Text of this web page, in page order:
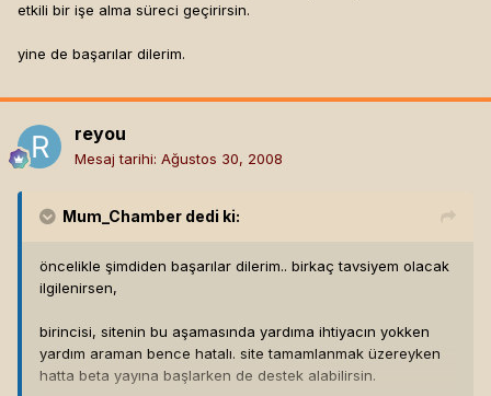
etkili bir işe alma süreci geçirirsin.
yine de başarılar dilerim.
reyou
Mesaj tarihi: Ağustos 30, 2008
Mum_Chamber dedi ki:
öncelikle şimdiden başarılar dilerim.. birkaç tavsiyem olacak
ilgilenirsen,
birincisi, sitenin bu aşamasında yardıma ihtiyacın yokken
yardım araman bence hatalı. site tamamlanmak üzereyken
hatta beta yayına başlarken de destek alabilirsin.